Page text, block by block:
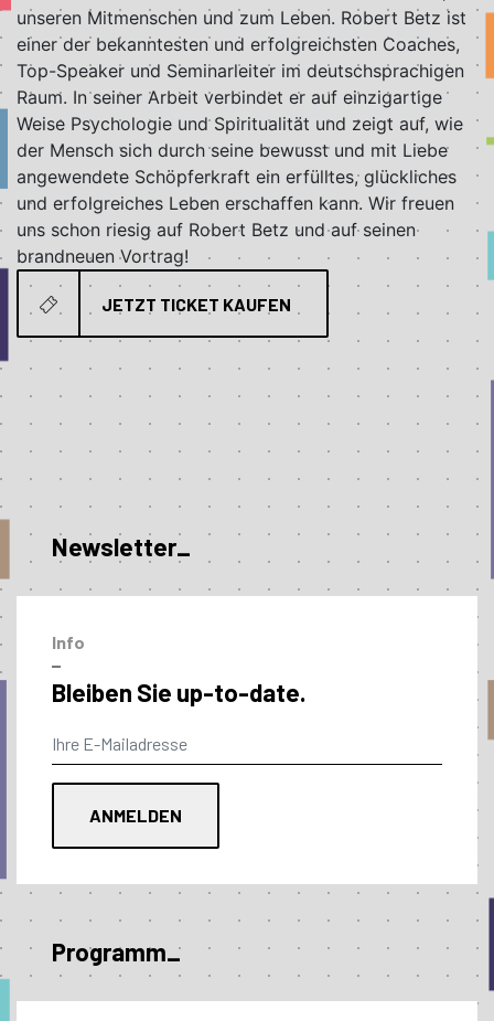
unseren Mitmenschen und zum Leben. Robert Betz ist
einer der bekanntesten und erfolgreichsten Coaches,
Top-Speaker und Seminarleiter im deutschsprachigen
Raum. In seiner Arbeit verbindet er auf einzigartige
Weise Psychologie und Spiritualität und zeigt auf, wie
der Mensch sich durch seine bewusst und mit Liebe
angewendete Schöpferkraft ein erfülltes, glückliches
und erfolgreiches Leben erschaffen kann. Wir freuen
uns schon riesig auf Robert Betz und auf seinen
brandneuen Vortrag!
JETZT TICKET KAUFEN
Newsletter_
Info
–
Bleiben Sie up-to-date.
Programm_